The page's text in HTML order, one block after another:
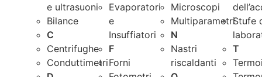
e ultrasuoni
Bilance
C
Centrifughe
Conduttimetri
Evaporatori
e
Insuffiatori
F
Forni
Microscopi
Multiparametri
N
Nastri
riscaldanti
Stufe
T